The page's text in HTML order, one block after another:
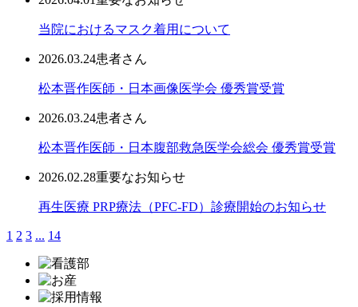
当院におけるマスク着用について
2026.03.24患者さん
松本晋作医師・日本画像医学会 優秀賞受賞
2026.03.24患者さん
松本晋作医師・日本腹部救急医学会総会 優秀賞受賞
2026.02.28重要なお知らせ
再生医療 PRP療法（PFC-FD）診療開始のお知らせ
1 2 3 ... 14